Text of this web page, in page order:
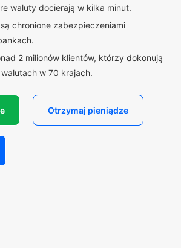
waluty docierają w kilka minut.
chronione zabezpieczeniami
2 milionów klientów, którzy dokonują
w 70 krajach.
Otrzymaj pieniądze